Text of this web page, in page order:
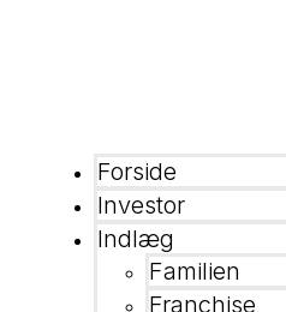
Forside
Investor
Indlæg
Familien
Franchise